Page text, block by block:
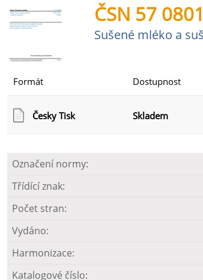
ČSN 57 0801
Sušené mléko a
Formát Dostupnost
Česky Tisk Skladem
Označení normy:
Třídící znak:
Počet stran:
Vydáno:
Harmonizace:
Katalogové číslo: